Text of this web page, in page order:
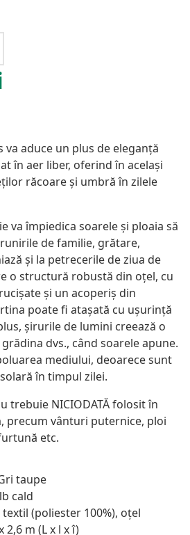
va aduce un plus de eleganță
în aer liber, oferind în același
răcoare și umbră în zilele
va împiedica soarele și ploaia să
de familie, grătare,
și la petrecerile de ziua de
o structură robustă din oțel, cu
și un acoperiș din
poate fi atașată cu ușurință
șirurile de lumini creează o
dvs., când soarele apune.
mediului, deoarece sunt
în timpul zilei.
trebuie NICIODATĂ folosit în
precum vânturi puternice, ploi
etc.
taupe
cald
(poliester 100%), oțel
2,6 m (L x l x î)